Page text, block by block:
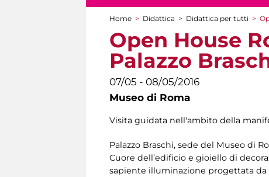
Tu sei qui
Home > Didattica > Didattica per tutti >
Open House
Palazzo
07/05 - 08/05/2016
Museo di Roma
Visita guidata nell'ambito della
Palazzo Braschi, sede del Museo di
Cuore dell’edificio e gioiello di
sapiente illuminazione progettata da